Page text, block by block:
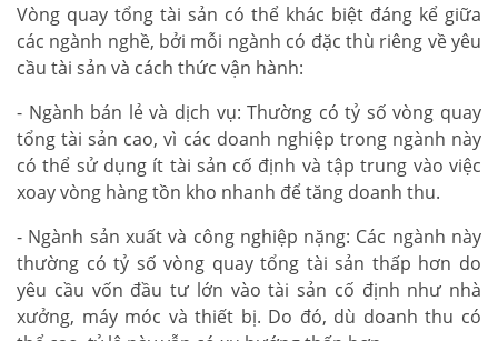
Vòng quay tổng tài sản có thể khác biệt đáng kể giữa
các ngành nghề, bởi mỗi ngành có đặc thù riêng về yêu
cầu tài sản và cách thức vận hành:
- Ngành bán lẻ và dịch vụ: Thường có tỷ số vòng quay
tổng tài sản cao, vì các doanh nghiệp trong ngành này
có thể sử dụng ít tài sản cố định và tập trung vào việc
xoay vòng hàng tồn kho nhanh để tăng doanh thu.
- Ngành sản xuất và công nghiệp nặng: Các ngành này
thường có tỷ số vòng quay tổng tài sản thấp hơn do
yêu cầu vốn đầu tư lớn vào tài sản cố định như nhà
xưởng, máy móc và thiết bị. Do đó, dù doanh thu có